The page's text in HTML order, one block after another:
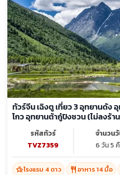
ทัวร์จีน เฉิงตู เที่ยว 3 อุทยานดัง
โกว อุทยานต้ากู๋ปิงชวน (ไม่ลงร้า
รหัสทัวร์
TVZ7359
จำนวน
6 วัน 5
hotel_classโรงแรม 4 ดาว restaurant อาหาร 14 มื้อ